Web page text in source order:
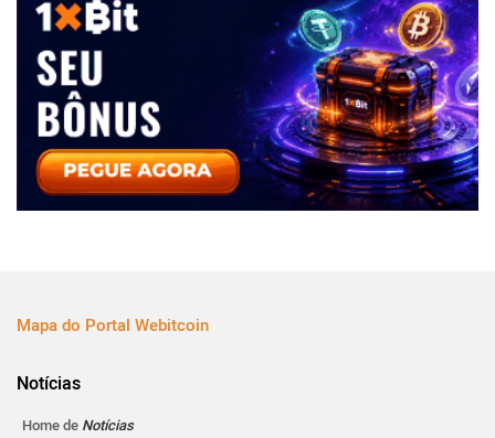
Mapa do Portal Webitcoin
Notícias
Home de Notícias